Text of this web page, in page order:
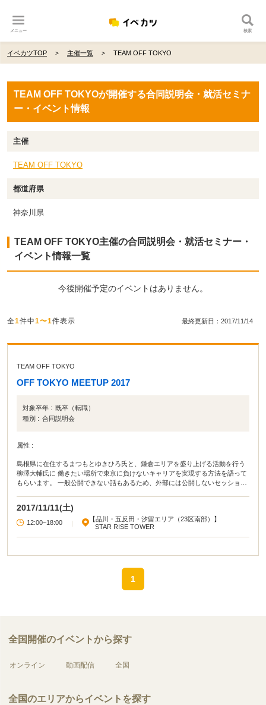
メニュー 検索
イベカツTOP 主催一覧 TEAM OFF TOKYO
TEAM OFF TOKYOが開催する合同説明会・就活セミナ
ー・イベント情報
主催
TEAM OFF TOKYO
都道府県
神奈川県
TEAM OFF TOKYO主催の合同説明会・就活セミナー・
イベント情報一覧
今後開催予定のイベントはありません。
全1件中1〜1件表示 最終更新日：2017/11/14
TEAM OFF TOKYO
OFF TOKYO MEETUP 2017
対象卒年 : 既卒（転職）
種別 : 合同説明会
属性 :
島根県に在住するまつもとゆきひろ氏と、鎌倉エリアを盛り上げる活動を行う
柳澤大輔氏に 働きたい場所で東京に負けないキャリアを実現する方法を語って
もらいます。 一般公開できない話もあるため、外部には公開しないセッション
2017/11/11(土)
12:00~18:00 |
【品川・五反田・汐留エリア（23区南部）】
STAR RISE TOWER
1
全国開催のイベントから探す
オンライン 動画配信 全国
全国のエリアからイベントを探す